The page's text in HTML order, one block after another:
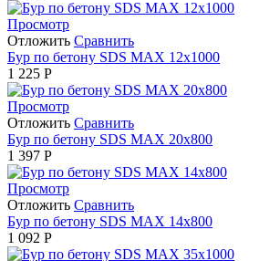
Просмотр
Отложить Сравнить
Бур по бетону SDS MAX 12х1000
1 225 Р
Просмотр
Отложить Сравнить
Бур по бетону SDS MAX 20х800
1 397 Р
Просмотр
Отложить Сравнить
Бур по бетону SDS MAX 14х800
1 092 Р